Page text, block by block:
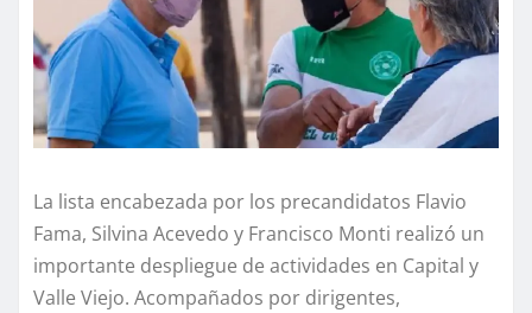
La lista encabezada por los precandidatos Flavio
Fama, Silvina Acevedo y Francisco Monti realizó un
importante despliegue de actividades en Capital y
Valle Viejo. Acompañados por dirigentes,